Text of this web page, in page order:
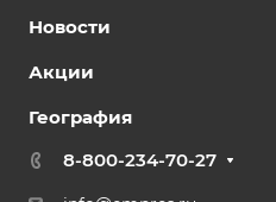
Новости
Акции
География
8-800-234-70-27